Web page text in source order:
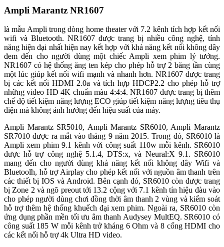
Ampli Marantz NR1607
là mẫu Ampli trong dòng home theater với 7.2 kênh tích hợp kết nối
wifi và Bluetooth. NR1607 được trang bị nhiều công nghệ, tính
năng hiện đại nhất hiện nay kết hợp với khả năng kết nối không dây
đem đến cho người dùng một chiếc Ampli xem phim lý tưởng.
NR1607 có hệ thống ăng ten kép cho phép hỗ trợ 2 băng tần cùng
một lúc giúp kết nối wifi mạnh và nhanh hơn. NR1607 được trang
bị các kết nối HDMI 2.0a và tích hợp HDCP2.2 cho phép hỗ trợ
những video HD 4K chuẩn màu 4:4:4. NR1607 được trang bị thêm
chế độ tiết kiệm năng lượng ECO giúp tiết kiệm năng lượng tiêu thụ
điện mà không ảnh hưởng đến hiệu suất của máy.
Ampli Marantz SR5010, Ampli Marantz SR6010, Ampli Marantz
SR7010 được ra mắt vào tháng 9 năm 2015. Trong đó, SR6010 là
Ampli xem phim 9.1 kênh với công suất 110w mỗi kênh. SR6010
được hỗ trợ công nghệ 5.1.4, DTS:x, và Neural:X 9.1. SR6010
mang đến cho người dùng khả năng kết nối không dây Wifi và
Bluetoolh, hỗ trợ Airplay cho phép kết nối với nguồn âm thanh trên
các thiết bị IOS và Android. Bên cạnh đó, SR6010 còn được trang
bị Zone 2 và ngõ preout tới 13.2 cộng với 7.1 kênh tín hiệu đàu vào
cho phép người dùng chơi đồng thời âm thanh 2 vùng và kiểm soát
hỗ trợ thêm hệ thống khuếch đại xem phim. Ngoài ra, SR6010 còn
ứng dụng phần mền tối ưu âm thanh Audysey MultEQ. SR6010 có
công suất 185 W mỗi kênh trở kháng 6 Ohm và 8 cổng HDMI cho
các kết nối hỗ trợ 4k Ultra HD video.